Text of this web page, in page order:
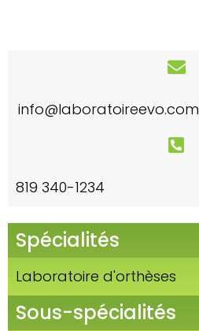
info@laboratoireevo.com
819 340-1234
Spécialités
Laboratoire d'orthèses
Sous-spécialités